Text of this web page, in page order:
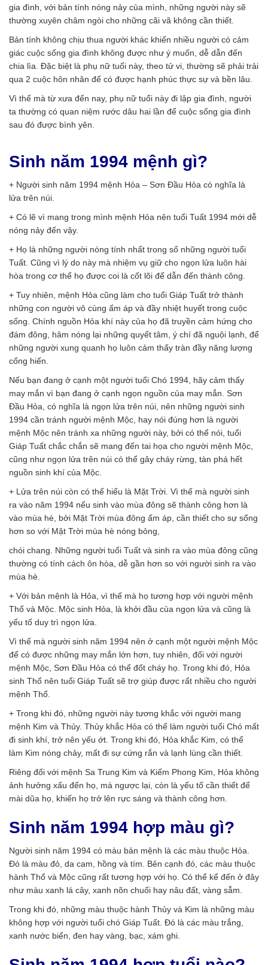
gia đình, với bản tính nóng nảy của mình, những người này sẽ
thường xuyên châm ngòi cho những cãi vã không cần thiết.
Bản tính không chịu thua người khác khiến nhiều người có cảm
giác cuộc sống gia đình không được như ý muốn, dễ dẫn đến
chia lìa. Đặc biệt là phụ nữ tuổi này, theo tử vi, thường sẽ phải trải
qua 2 cuộc hôn nhân để có được hạnh phúc thực sự và bền lâu.
Vì thế mà từ xưa đến nay, phụ nữ tuổi này đi lập gia đình, người
ta thường có quan niệm rước dâu hai lần để cuộc sống gia đình
sau đó được bình yên.
Sinh năm 1994 mệnh gì?
+ Người sinh năm 1994 mệnh Hỏa – Sơn Đầu Hỏa có nghĩa là
lửa trên núi.
+ Có lẽ vì mang trong mình mệnh Hỏa nên tuổi Tuất 1994 mới dễ
nóng nảy đến vậy.
+ Họ là những người nóng tính nhất trong số những người tuổi
Tuất. Cũng vì lý do này mà nhiệm vụ giữ cho ngọn lửa luôn hài
hòa trong cơ thể họ được coi là cốt lõi để dẫn đến thành công.
+ Tuy nhiên, mệnh Hỏa cũng làm cho tuổi Giáp Tuất trở thành
những con người vô cùng ấm áp và đầy nhiệt huyết trong cuộc
sống. Chính nguồn Hỏa khí này của họ đã truyền cảm hứng cho
đám đông, hâm nóng lại những quyết tâm, ý chí đã nguội lạnh, để
những người xung quanh họ luôn cảm thấy tràn đầy năng lượng
cống hiến.
Nếu bạn đang ở cạnh một người tuổi Chó 1994, hãy cảm thấy
may mắn vì bạn đang ở cạnh ngọn nguồn của may mắn. Sơn
Đầu Hỏa, có nghĩa là ngọn lửa trên núi, nên những người sinh
1994 cần tránh người mệnh Mộc, hay nói đúng hơn là người
mệnh Mộc nên tránh xa những người này, bởi có thể nói, tuổi
Giáp Tuất chắc chắn sẽ mang đến tai họa cho người mệnh Mộc,
cũng như ngọn lửa trên núi có thể gây cháy rừng, tàn phá hết
nguồn sinh khí của Mộc.
+ Lửa trên núi còn có thể hiểu là Mặt Trời. Vì thế mà người sinh
ra vào năm 1994 nếu sinh vào mùa đông sẽ thành công hơn là
vào mùa hè, bởi Mặt Trời mùa đông ấm áp, cần thiết cho sự sống
hơn so với Mặt Trời mùa hè nóng bỏng,
chói chang. Những người tuổi Tuất và sinh ra vào mùa đông cũng
thường có tính cách ôn hòa, dễ gần hơn so với người sinh ra vào
mùa hè.
+ Với bản mệnh là Hỏa, vì thế mà họ tương hợp với người mệnh
Thổ và Mộc. Mộc sinh Hỏa, là khởi đầu của ngọn lửa và cũng là
yếu tố duy trì ngọn lửa.
Vì thế mà người sinh năm 1994 nên ở cạnh một người mệnh Mộc
để có được những may mắn lớn hơn, tuy nhiên, đối với người
mệnh Mộc, Sơn Đầu Hỏa có thể đốt cháy họ. Trong khi đó, Hỏa
sinh Thổ nên tuổi Giáp Tuất sẽ trợ giúp được rất nhiều cho người
mệnh Thổ.
+ Trong khi đó, những người này tương khắc với người mang
mệnh Kim và Thủy. Thủy khắc Hỏa có thể làm người tuổi Chó mất
đi sinh khí, trở nên yếu ớt. Trong khi đó, Hỏa khắc Kim, có thể
làm Kim nóng chảy, mất đi sự cứng rắn và lạnh lùng cần thiết.
Riêng đối với mệnh Sa Trung Kim và Kiếm Phong Kim, Hỏa không
ảnh hưởng xấu đến họ, mà ngược lại, còn là yếu tố cần thiết để
mài dũa họ, khiến họ trở lên rực sáng và thành công hơn.
Sinh năm 1994 hợp màu gì?
Người sinh năm 1994 có màu bản mệnh là các màu thuộc Hỏa.
Đó là màu đỏ, da cam, hồng và tím. Bên cạnh đó, các màu thuộc
hành Thổ và Mộc cũng rất tương hợp với họ. Có thể kể đến ở đây
như màu xanh lá cây, xanh nõn chuối hay nâu đất, vàng sẫm.
Trong khi đó, những màu thuộc hành Thủy và Kim là những màu
không hợp với người tuổi chó Giáp Tuất. Đó là các màu trắng,
xanh nước biển, đen hay vàng, bạc, xám ghi.